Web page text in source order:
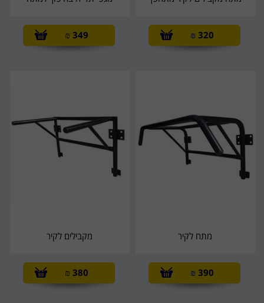
320
₪
349
₪
מתח לקיר
390
₪
מקבילים לקיר
380
₪